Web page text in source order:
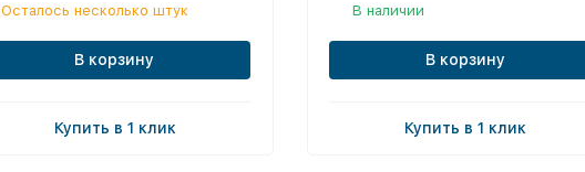
Осталось несколько штук
В корзину
Купить в 1 клик
В наличии
В корзину
Купить в 1 клик